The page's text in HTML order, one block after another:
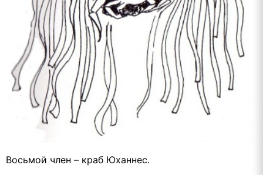
Восьмой член – краб Юханнес.